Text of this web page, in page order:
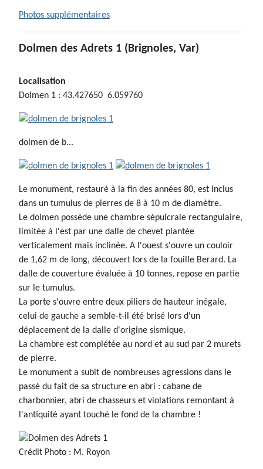
Photos supplémentaires
Dolmen des Adrets 1 (Brignoles, Var)
Localisation
Dolmen 1 : 43.427650 6.059760
dolmen de b...
Le monument, restauré à la fin des années 80, est inclus
dans un tumulus de pierres de 8 à 10 m de diamètre.
Le dolmen possède une chambre sépulcrale rectangulaire,
limitée à l'est par une dalle de chevet plantée
verticalement mais inclinée. A l'ouest s'ouvre un couloir
de 1,62 m de long, découvert lors de la fouille Berard. La
dalle de couverture évaluée à 10 tonnes, repose en partie
sur le tumulus.
La porte s'ouvre entre deux piliers de hauteur inégale,
celui de gauche a semble-t-il été brisé lors d'un
déplacement de la dalle d'origine sismique.
La chambre est complétée au nord et au sud par 2 murets
de pierre.
Le monument a subit de nombreuses agressions dans le
passé du fait de sa structure en abri : cabane de
charbonnier, abri de chasseurs et violations remontant à
l'antiquité ayant touché le fond de la chambre !
Crédit Photo : M. Royon